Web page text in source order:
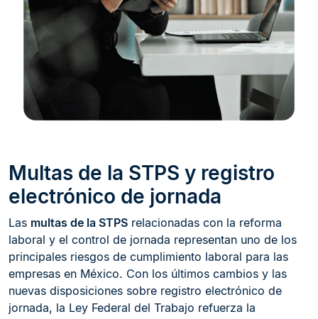
Multas de la STPS y registro
electrónico de jornada
Las multas de la STPS relacionadas con la reforma
laboral y el control de jornada representan uno de los
principales riesgos de cumplimiento laboral para las
empresas en México. Con los últimos cambios y las
nuevas disposiciones sobre registro electrónico de
jornada, la Ley Federal del Trabajo refuerza la